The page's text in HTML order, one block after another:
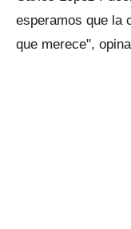
esperamos que la
que merece",